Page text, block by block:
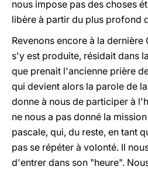
nous impose pas des choses
libère à partir du plus profond
Revenons encore à la dernière
s'y est produite, résidait dans
que prenait l'ancienne prière
qui devient alors la parole de
donne à nous de participer à
ne nous a pas donné la
pascale, qui, du reste, en tant
pas se répéter à volonté. Il
d'entrer dans son "heure".